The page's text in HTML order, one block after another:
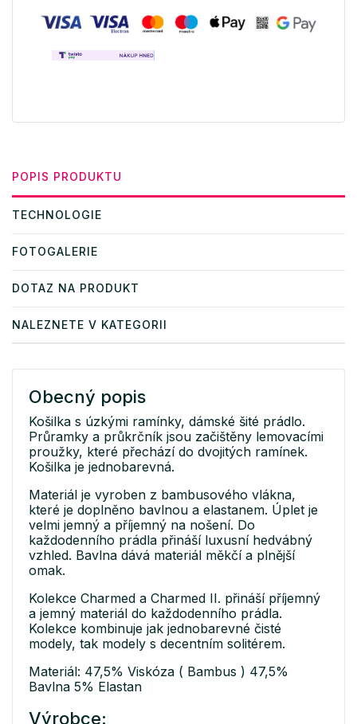
POPIS PRODUKTU
TECHNOLOGIE
FOTOGALERIE
DOTAZ NA PRODUKT
NALEZNETE V KATEGORII
Obecný popis
Košilka s úzkými ramínky, dámské šité prádlo.
Průramky a průkrčník jsou začištěny lemovacími
proužky, které přechází do dvojitých ramínek.
Košilka je jednobarevná.
Materiál je vyroben z bambusového vlákna,
které je doplněno bavlnou a elastanem. Úplet je
velmi jemný a příjemný na nošení. Do
každodenního prádla přináší luxusní hedvábný
vzhled. Bavlna dává materiál měkčí a plnější
omak.
Kolekce Charmed a Charmed II. přináší příjemný
a jemný materiál do každodenního prádla.
Kolekce kombinuje jak jednobarevné čisté
modely, tak modely s decentním solitérem.
Materiál: 47,5% Viskóza ( Bambus ) 47,5%
Bavlna 5% Elastan
Výrobce: